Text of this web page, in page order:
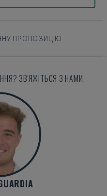
ПРОПОЗИЦІЮ
ЗВ'ЯЖІТЬСЯ З НАМИ.